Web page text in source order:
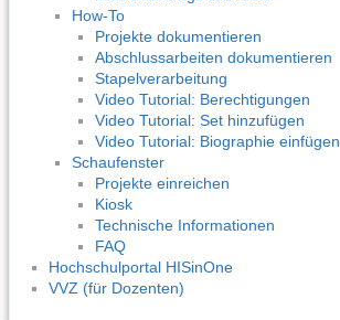
How-To
Projekte dokumentieren
Abschlussarbeiten dokumentieren
Stapelverarbeitung
Video Tutorial: Berechtigungen
Video Tutorial: Set hinzufügen
Video Tutorial: Biographie einfügen
Schaufenster
Projekte einreichen
Kiosk
Technische Informationen
FAQ
Hochschulportal HISinOne
VVZ (für Dozenten)